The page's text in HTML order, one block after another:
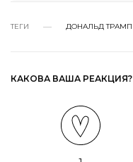
ТЕГИ ДОНАЛЬД ТРАМП
КАКОВА ВАША РЕАКЦИЯ?